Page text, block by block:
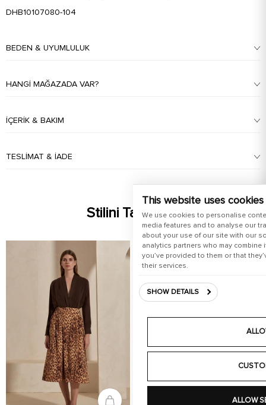
This website uses cookies
We use cookies to personalise
media features and to analyse our
about your use of our site with our
analytics partners who may
you’ve provided to them or that
their services.
SHOW DETAILS
ALLOW
DHB10107080-104
BEDEN & UYUMLULUK
HANGI MAĞAZADA VAR?
İÇERIK & BAKIM
TESLIMAT & İADE
Stilini Tamamla